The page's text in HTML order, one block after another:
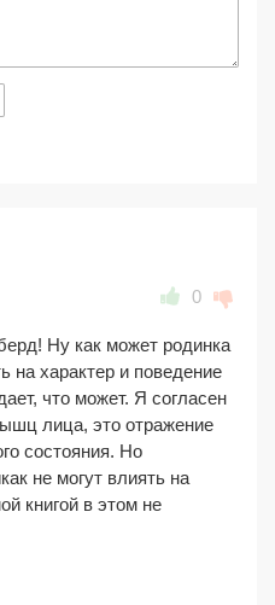
0
Ну как может родинка
на характер и поведение
что может. Я согласен
лица, это отражение
состояния. Но
не могут влиять на
книгой в этом не